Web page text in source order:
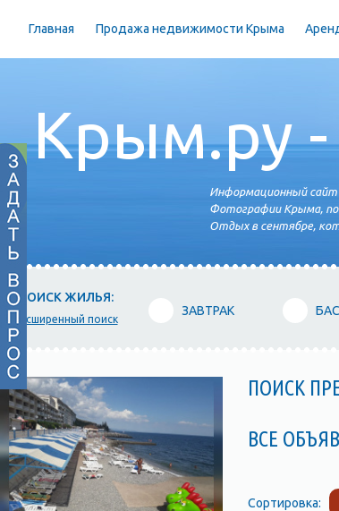
Главная Продажа недвижимости Крыма
Крым.ру -
Информационный сайт
Фотографии Крыма,
Отдых в сентябре,
ПОИСК ЖИЛЬЯ:
расширенный поиск
ЗАВТРАК
ПОИСК
ВСЕ
Сортировка: